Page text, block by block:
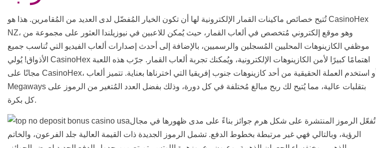
تُتيح خصائص ماكينات القمار الإلكترونية لها أن تكون الخيار المُفضّل لدى العديد من المُقامرين. هذا هو CasinoHex
NZ، وهو موقع إلكتروني مُتخصص في ألعاب القمار، حيث يُمكن للاعبين في نيوزيلندا العثور على مجموعة من
موظفي الكازينوهات المحليين المُسجلين والرسميين، بالإضافة إلى أحدث إصدارات ألعاب الفيديو التي تُناسب جميع
الأذواق! يُولي CasinoHex اهتمامًا كبيرًا لأمن الكازينوهات الإلكترونية، ويُمكنك تجربة ألعاب القمار. جرّب هذه اللعبة
مجانًا على CasinoHex، أو استخدم العملة الحقيقية من أحد كازينوهات جنوب إفريقيا التي اخترناها بعناية. تتميز ألعاب
Megaways بتقلبات عالية، مما يُتيح لك ربح مبالغ مُختلفة في كل دورة، وذلك بفضل العدد المُتغير من الرموز على
كل بكرة.
تُفعّل الرموز المنتشرة على شكل هرم جوائز بناءً على مدى ظهورها في مجال
الرؤية، وبالتالي فهي غير مرتبطة بخطوط الدفع. تشمل الرموز الجديدة ذات القيمة العالية جلد الفرعون، والخاتم